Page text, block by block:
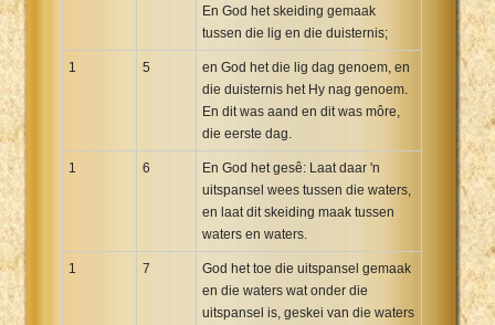
Tagalog John and James
Vietnamese 1934 Bible
En God het skeiding gemaak
tussen die lig en die duisternis;
1 5
en God het die lig dag genoem, en
die duisternis het Hy nag genoem.
En dit was aand en dit was môre,
die eerste dag.
1 6
En God het gesê: Laat daar 'n
uitspansel wees tussen die waters,
en laat dit skeiding maak tussen
waters en waters.
1 7
God het toe die uitspansel gemaak
en die waters wat onder die
uitspansel is, geskei van die waters